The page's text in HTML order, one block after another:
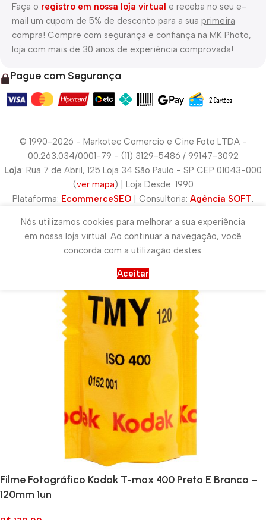
Faça o registro em nossa loja virtual e receba no seu e-
mail um cupom de 5% de desconto para a sua primeira
compra! Compre com segurança e confiança na MK Photo,
loja com mais de 30 anos de experiência comprovada!
Pague com Segurança
© 1990-2026 - Markotec Comercio e Cine Foto LTDA -
00.263.034/0001-79 - (11) 3129-5486 / 99147-3092
Loja: Rua 7 de Abril, 125 Loja 34 São Paulo - SP CEP 01043-000
(ver mapa) | Loja Desde: 1990
Plataforma: EcommerceSEO | Consultoria: Agência SOFT.
Nós utilizamos cookies para melhorar a sua experiência
em nossa loja virtual. Ao continuar a navegação, você
concorda com a utilização destes.
Aceitar
Filme Fotográfico Kodak T-max 400 Preto E Branco –
120mm 1un